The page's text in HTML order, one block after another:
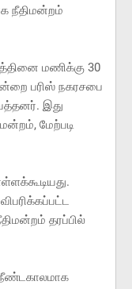
நீதிமன்றம்
மணிக்கு 30
பரிஸ் நகரசபை
இது
மேற்படி
தரப்பில்
நீண்டகாலமாக